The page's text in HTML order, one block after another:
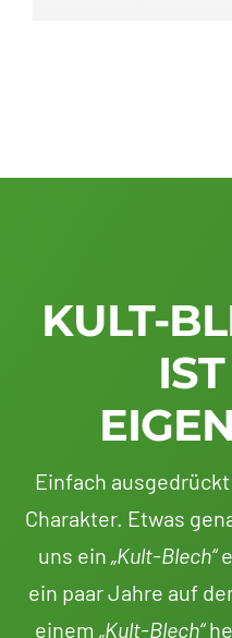
KULT-
Einfach
Charakter. Etwas
uns ein „Kult-Blech“
ein paar Jahre auf
einem „Kult-Blech“